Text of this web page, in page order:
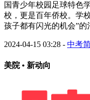
国青少年校园足球特色
校，更是百年侨校。学
孩子都有闪光的机会”的
2024-04-15 03:28 - 中考
美院 • 新动向